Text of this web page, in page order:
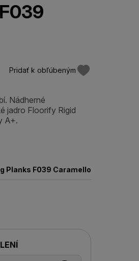
Pridať k obľúbeným
Nádherné
jadro Floorify Rigid
A+.
Planks F039 Caramello